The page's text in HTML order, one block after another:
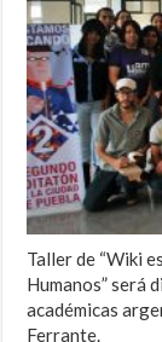
Taller de “Wiki
Humanos” será
académicas
Ferrante.